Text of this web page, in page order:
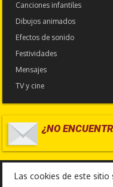
Canciones infantiles
Dibujos animados
Efectos de sonido
Festividades
Mensajes
TV y cine
¿NO
Las cookies de este sitio